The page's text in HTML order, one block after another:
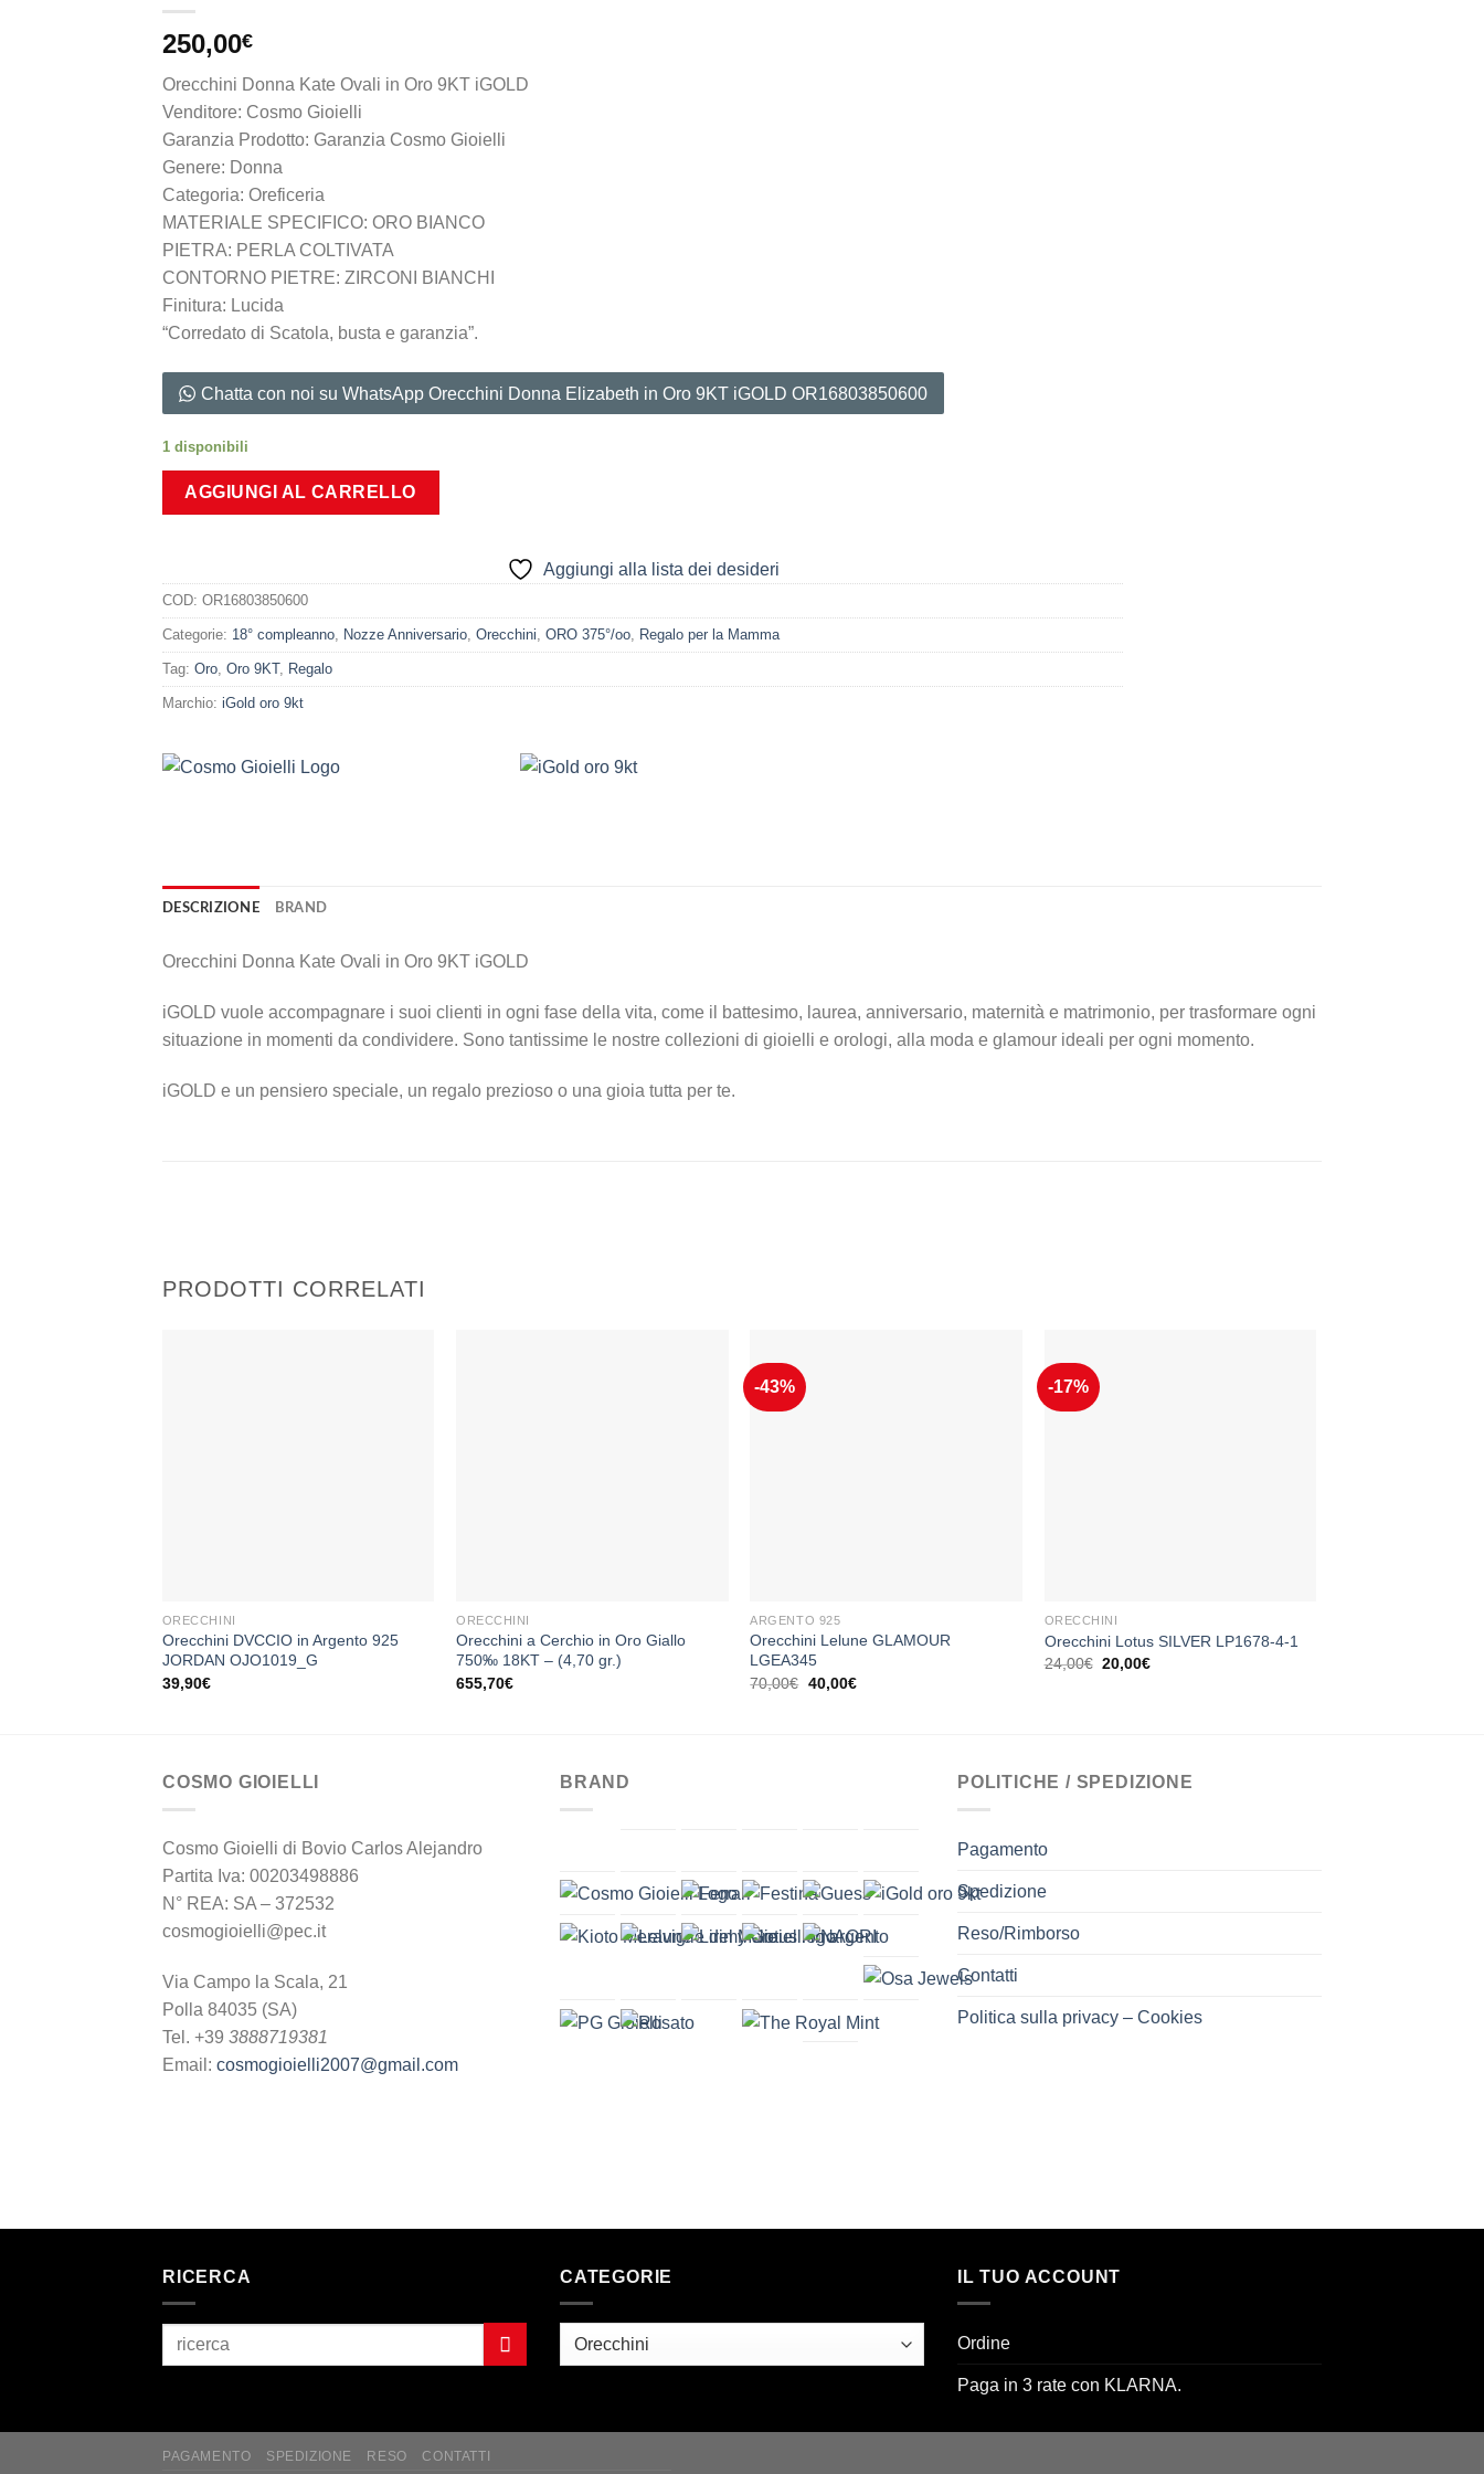
250,00€
Orecchini Donna Kate Ovali in Oro 9KT iGOLD
Venditore: Cosmo Gioielli
Garanzia Prodotto: Garanzia Cosmo Gioielli
Genere: Donna
Categoria: Oreficeria
MATERIALE SPECIFICO: ORO BIANCO
PIETRA: PERLA COLTIVATA
CONTORNO PIETRE: ZIRCONI BIANCHI
Finitura: Lucida
“Corredato di Scatola, busta e garanzia”.
Chatta con noi su WhatsApp Orecchini Donna Elizabeth in Oro 9KT iGOLD OR16803850600
1 disponibili
AGGIUNGI AL CARRELLO
Aggiungi alla lista dei desideri
COD: OR16803850600
Categorie: 18° compleanno, Nozze Anniversario, Orecchini, ORO 375°/oo, Regalo per la Mamma
Tag: Oro, Oro 9KT, Regalo
Marchio: iGold oro 9kt
DESCRIZIONE BRAND
Orecchini Donna Kate Ovali in Oro 9KT iGOLD
iGOLD vuole accompagnare i suoi clienti in ogni fase della vita, come il battesimo, laurea, anniversario, maternità e matrimonio, per trasformare ogni
situazione in momenti da condividere. Sono tantissime le nostre collezioni di gioielli e orologi, alla moda e glamour ideali per ogni momento.
iGOLD e un pensiero speciale, un regalo prezioso o una gioia tutta per te.
PRODOTTI CORRELATI
ORECCHINI
Orecchini DVCCIO in Argento 925
JORDAN OJO1019_G
39,90€
ORECCHINI
Orecchini a Cerchio in Oro Giallo
750‰ 18KT – (4,70 gr.)
655,70€
-43%
ARGENTO 925
Orecchini Lelune GLAMOUR
LGEA345
70,00€ Il
40,00€Il
-17%
ORECCHINI
Orecchini Lotus SILVER LP1678-4-1
24,00€ Il
20,00€Il
COSMO GIOIELLI
Cosmo Gioielli di Bovio Carlos Alejandro
Partita Iva: 00203498886
N° REA: SA – 372532
cosmogioielli@pec.it
Via Campo la Scala, 21
Polla 84035 (SA)
Tel. +39 3888719381
Email: cosmogioielli2007@gmail.com
BRAND POLITICHE / SPEDIZIONE
Pagamento
Spedizione
Reso/Rimborso
Contatti
Politica sulla privacy – Cookies
RICERCA CATEGORIE IL TUO ACCOUNT
Ordine
Paga in 3 rate con KLARNA.
PAGAMENTO SPEDIZIONE RESO CONTATTI